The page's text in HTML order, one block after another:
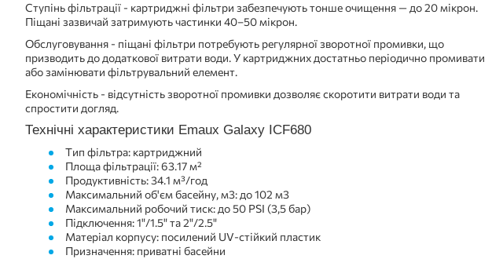
Ступінь фільтрації - картриджні фільтри забезпечують тонше очищення — до 20 мікрон.
Піщані зазвичай затримують частинки 40–50 мікрон.
Обслуговування - піщані фільтри потребують регулярної зворотної промивки, що
призводить до додаткової витрати води. У картриджних достатньо періодично промивати
або замінювати фільтрувальний елемент.
Економічність - відсутність зворотної промивки дозволяє скоротити витрати води та
спростити догляд.
Технічні характеристики Emaux Galaxy ICF680
Тип фільтра: картриджний
Площа фільтрації: 63.17 м²
Продуктивність: 34.1 м³/год
Максимальний об'єм басейну, м3: до 102 м3
Максимальний робочий тиск: до 50 PSI (3,5 бар)
Підключення: 1"/1.5" та 2"/2.5"
Матеріал корпусу: посилений UV-стійкий пластик
Призначення: приватні басейни